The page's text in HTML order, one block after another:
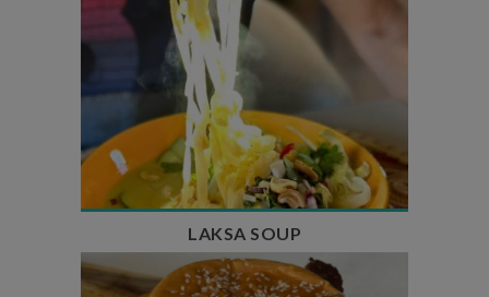
Temps de préparation : 40 min
Temps de cuisson : 25 min
Nombre de couverts : 4
LAKSA SOUP